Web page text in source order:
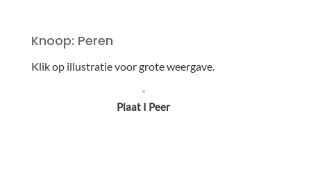
Knoop: Peren
Klik op illustratie voor grote weergave.
Plaat I Peer